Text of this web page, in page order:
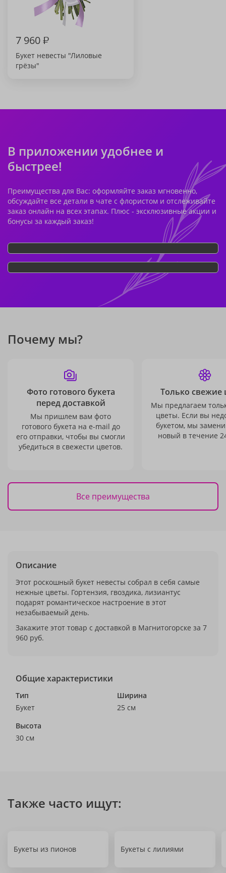
7 960₽
Букет невесты "Лиловые
грёзы"
В приложении удобнее и
быстрее!
Преимущества для Вас: оформляйте заказ мгновенно,
обсуждайте все детали в чате с флористом и отслеживайте
заказ онлайн на всех этапах. Плюс - эксклюзивные акции и
бонусы за каждый заказ!
Почему мы?
Фото готового букета
перед доставкой
Мы пришлем вам фото
готового букета на e-mail до
его отправки, чтобы вы смогли
убедиться в свежести цветов.
Только свежие
Мы предлагаем
цветы. Если вы
букетом, мы
новый в течение
Все преимущества
Описание
Этот роскошный букет невесты собрал в себя самые
нежные цветы. Гортензия, гвоздика, лизиантус
подарят романтическое настроение в этот
незабываемый день.
Закажите этот товар с доставкой в Магнитогорске за 7
960 руб.
Общие характеристики
Тип
Букет
Ширина
25 см
Высота
30 см
Также часто ищут:
Букеты из пионов Букеты с лилиями